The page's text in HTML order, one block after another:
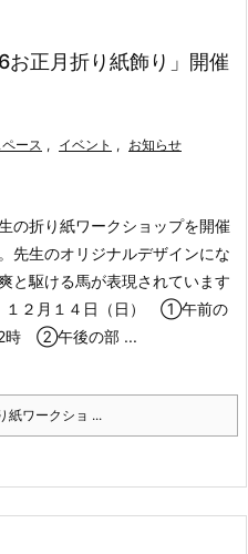
お正月折り紙飾り」開催
ース , イベント , お知らせ
の折り紙ワークショップを開催
先生のオリジナルデザインにな
と駆ける馬が表現されています
１２月１４日（日） ①午前の
時 ②午後の部 ...
紙ワークショ ...